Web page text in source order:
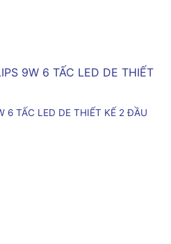
6 TẤC LED DE THIẾT KẾ 2 ĐẦU